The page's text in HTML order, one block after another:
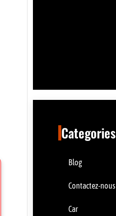
Categories
Blog
Contactez-nous
Car